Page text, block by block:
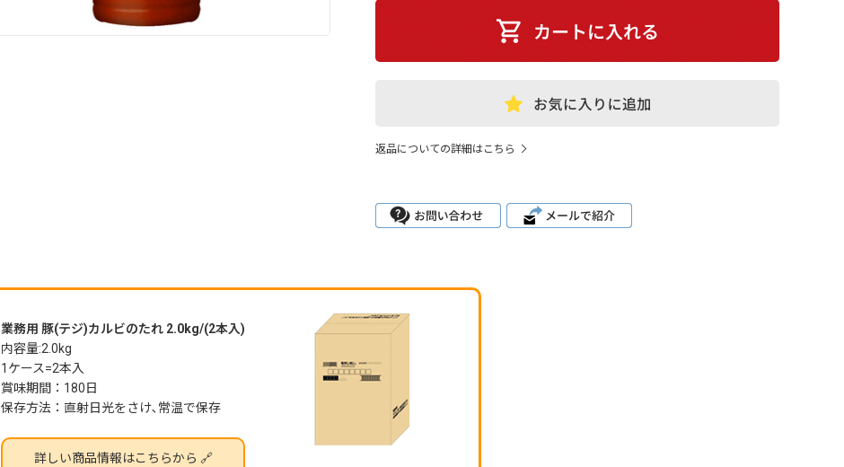
返品についての詳細はこちら
業務用 豚(テジ)カルビのたれ 2.0kg/(2本入)
内容量:2.0kg
1ケース=2本入
賞味期間：180日
保存方法：直射日光をさけ､常温で保存
詳しい商品情報はこちらから 🔗